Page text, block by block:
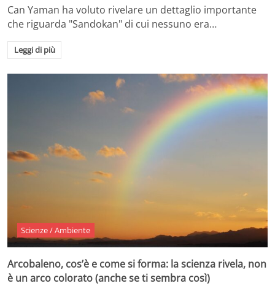
Can Yaman ha voluto rivelare un dettaglio importante
che riguarda "Sandokan" di cui nessuno era…
Leggi di più
Scienze / Ambiente
Arcobaleno, cos’è e come si forma: la scienza rivela, non
è un arco colorato (anche se ti sembra così)